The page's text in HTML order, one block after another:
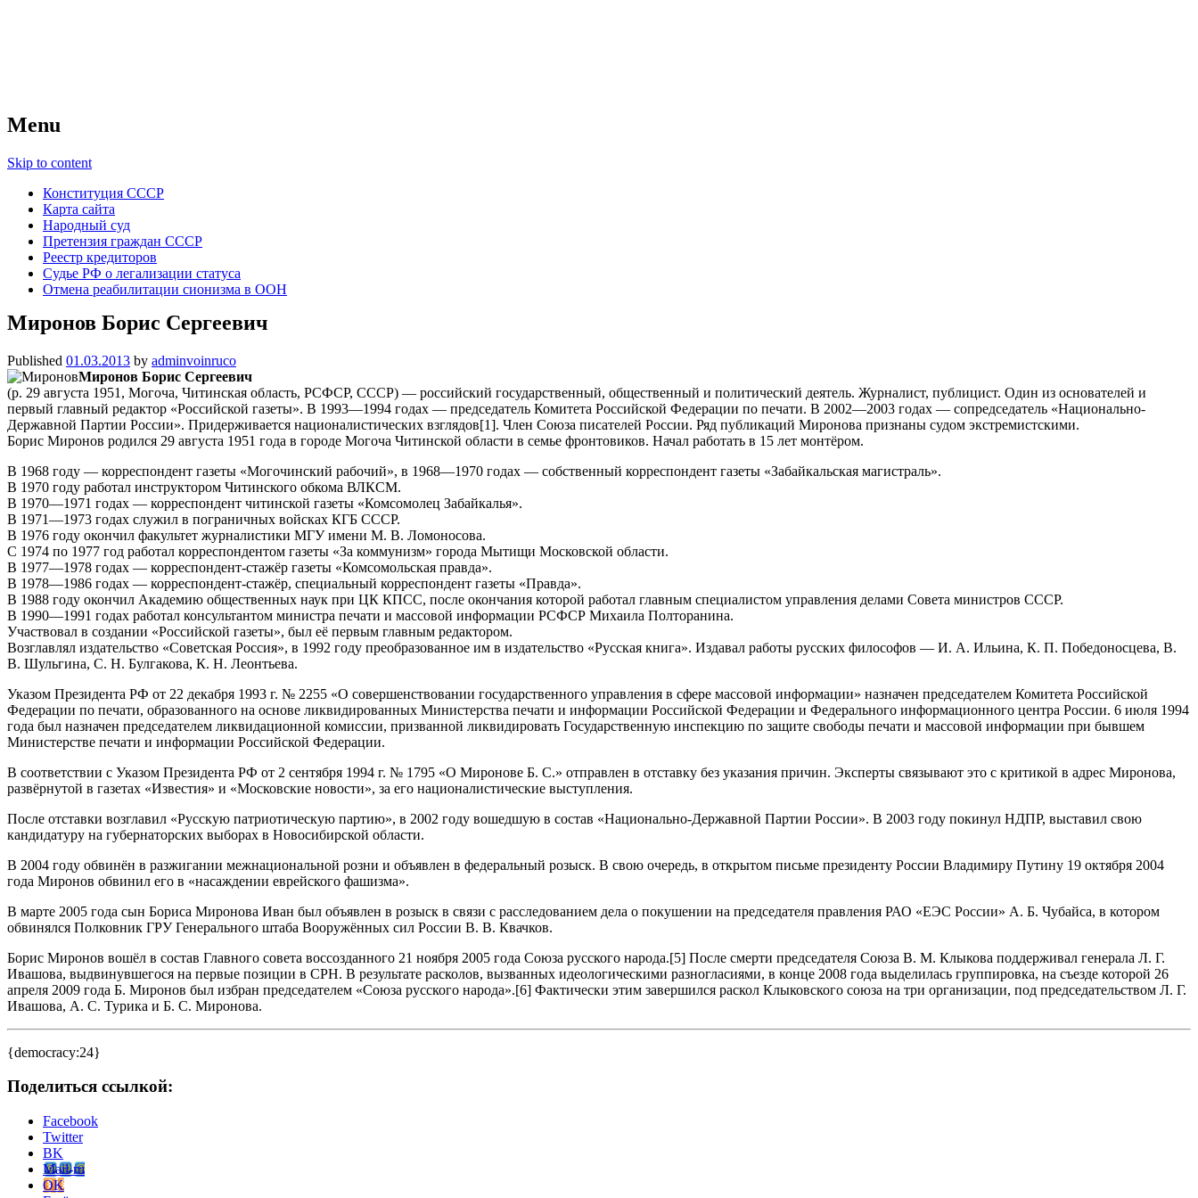
Menu
Skip to content
Конституция СССР
Карта сайта
Народный суд
Претензия граждан СССР
Реестр кредиторов
Судье РФ о легализации статуса
Отмена реабилитации сионизма в ООН
Миронов Борис Сергеевич
Published 01.03.2013 by adminvoinruco
Миронов Борис Сергеевич
(р. 29 августа 1951, Могоча, Читинская область, РСФСР, СССР) — российский государственный, общественный и политический деятель. Журналист, публицист. Один из основателей и
первый главный редактор «Российской газеты». В 1993—1994 годах — председатель Комитета Российской Федерации по печати. В 2002—2003 годах — сопредседатель «Национально-
Державной Партии России». Придерживается националистических взглядов[1]. Член Союза писателей России. Ряд публикаций Миронова признаны судом экстремистскими.
Борис Миронов родился 29 августа 1951 года в городе Могоча Читинской области в семье фронтовиков. Начал работать в 15 лет монтёром.
В 1968 году — корреспондент газеты «Могочинский рабочий», в 1968—1970 годах — собственный корреспондент газеты «Забайкальская магистраль».
В 1970 году работал инструктором Читинского обкома ВЛКСМ.
В 1970—1971 годах — корреспондент читинской газеты «Комсомолец Забайкалья».
В 1971—1973 годах служил в пограничных войсках КГБ СССР.
В 1976 году окончил факультет журналистики МГУ имени М. В. Ломоносова.
С 1974 по 1977 год работал корреспондентом газеты «За коммунизм» города Мытищи Московской области.
В 1977—1978 годах — корреспондент-стажёр газеты «Комсомольская правда».
В 1978—1986 годах — корреспондент-стажёр, специальный корреспондент газеты «Правда».
В 1988 году окончил Академию общественных наук при ЦК КПСС, после окончания которой работал главным специалистом управления делами Совета министров СССР.
В 1990—1991 годах работал консультантом министра печати и массовой информации РСФСР Михаила Полторанина.
Участвовал в создании «Российской газеты», был её первым главным редактором.
Возглавлял издательство «Советская Россия», в 1992 году преобразованное им в издательство «Русская книга». Издавал работы русских философов — И. А. Ильина, К. П. Победоносцева, В.
В. Шульгина, C. Н. Булгакова, К. Н. Леонтьева.
Указом Президента РФ от 22 декабря 1993 г. № 2255 «О совершенствовании государственного управления в сфере массовой информации» назначен председателем Комитета Российской
Федерации по печати, образованного на основе ликвидированных Министерства печати и информации Российской Федерации и Федерального информационного центра России. 6 июля 1994
года был назначен председателем ликвидационной комиссии, призванной ликвидировать Государственную инспекцию по защите свободы печати и массовой информации при бывшем
Министерстве печати и информации Российской Федерации.
В соответствии с Указом Президента РФ от 2 сентября 1994 г. № 1795 «О Миронове Б. С.» отправлен в отставку без указания причин. Эксперты связывают это с критикой в адрес Миронова,
развёрнутой в газетах «Известия» и «Московские новости», за его националистические выступления.
После отставки возглавил «Русскую патриотическую партию», в 2002 году вошедшую в состав «Национально-Державной Партии России». В 2003 году покинул НДПР, выставил свою
кандидатуру на губернаторских выборах в Новосибирской области.
В 2004 году обвинён в разжигании межнациональной розни и объявлен в федеральный розыск. В свою очередь, в открытом письме президенту России Владимиру Путину 19 октября 2004
года Миронов обвинил его в «насаждении еврейского фашизма».
В марте 2005 года сын Бориса Миронова Иван был объявлен в розыск в связи с расследованием дела о покушении на председателя правления РАО «ЕЭС России» А. Б. Чубайса, в котором
обвинялся Полковник ГРУ Генерального штаба Вооружённых сил России В. В. Квачков.
Борис Миронов вошёл в состав Главного совета воссозданного 21 ноября 2005 года Союза русского народа.[5] После смерти председателя Союза В. М. Клыкова поддерживал генерала Л. Г.
Ивашова, выдвинувшегося на первые позиции в СРН. В результате расколов, вызванных идеологическими разногласиями, в конце 2008 года выделилась группировка, на съезде которой 26
апреля 2009 года Б. Миронов был избран председателем «Союза русского народа».[6] Фактически этим завершился раскол Клыковского союза на три организации, под председательством Л. Г.
Ивашова, А. С. Турика и Б. С. Миронова.
{democracy:24}
Поделиться ссылкой:
Facebook
Twitter
BK
Mail-ru
OK